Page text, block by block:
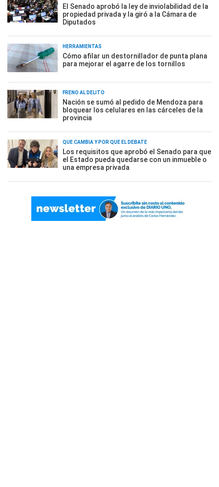
El Senado aprobó la ley de inviolabilidad de la
propiedad privada y la giró a la Cámara de
Diputados
HERRAMIENTAS
Cómo afilar un destornillador de punta plana
para mejorar el agarre de los tornillos
FRENO AL DELITO
Nación se sumó al pedido de Mendoza para
bloquear los celulares en las cárceles de la
provincia
QUÉ CAMBIA Y POR QUÉ EL DEBATE
Los requisitos que aprobó el Senado para que
el Estado pueda quedarse con un inmueble o
una empresa privada